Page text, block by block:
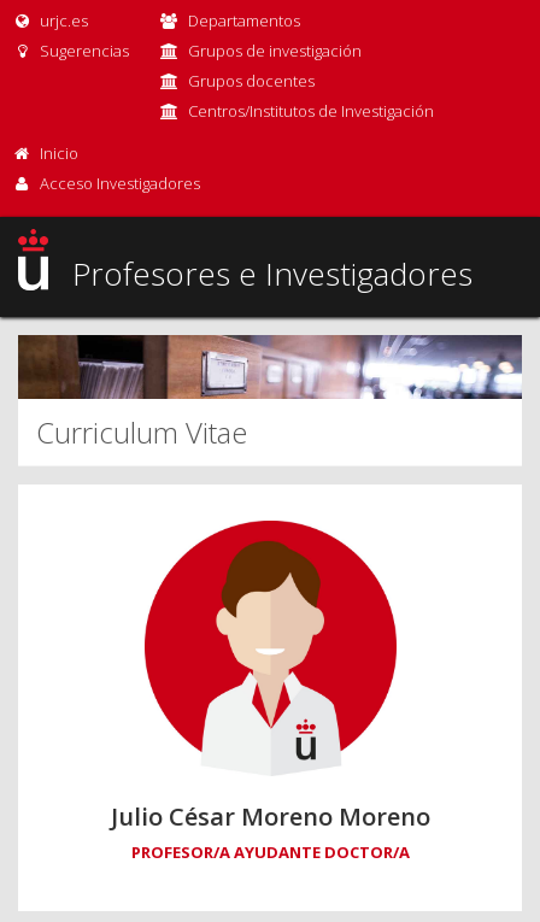
urjc.es
Sugerencias
Departamentos
Grupos de investigación
Grupos docentes
Centros/Institutos de Investigación
Inicio
Acceso Investigadores
Profesores e Investigadores
Curriculum Vitae
Julio César Moreno Moreno
PROFESOR/A AYUDANTE DOCTOR/A